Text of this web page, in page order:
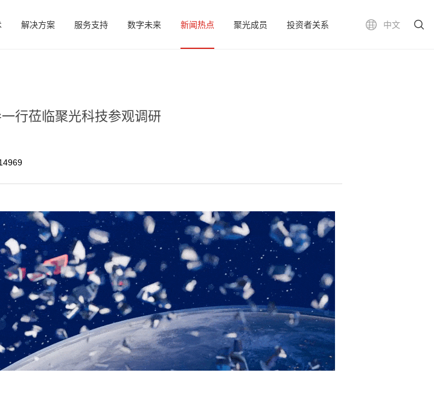
中文
解决方案 服务支持 数字未来 新闻热点 聚光成员 投资者关系
行莅临聚光科技参观调研